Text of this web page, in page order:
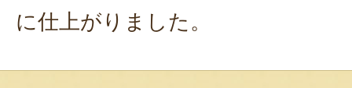
に仕上がりました。